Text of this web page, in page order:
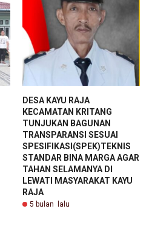
DESA KAYU RAJA
KECAMATAN KRITANG
TUNJUKAN BAGUNAN
TRANSPARANSI SESUAI
SPESIFIKASI(SPEK)TEKNIS
STANDAR BINA MARGA AGAR
TAHAN SELAMANYA DI
LEWATI MASYARAKAT KAYU
RAJA
5 bulan lalu